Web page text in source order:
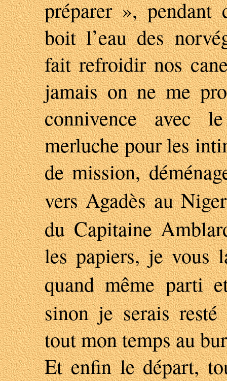
préparer », pendant
boit l’eau des
fait refroidir nos
jamais on ne me
connivence avec
merluche pour les
de mission,
vers Agadès au
du Capitaine
les papiers, je
quand même parti
sinon je serais resté
tout mon temps au
Et enfin le départ,